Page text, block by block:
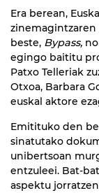
Era berean,
zinemagintzaren
beste, Bypass,
egingo baititu
Patxo Telleriak
Otxoa, Barbara
euskal aktore
Emitituko den
sinatutako
unibertsoan
entzuleei. Bat-
aspektu